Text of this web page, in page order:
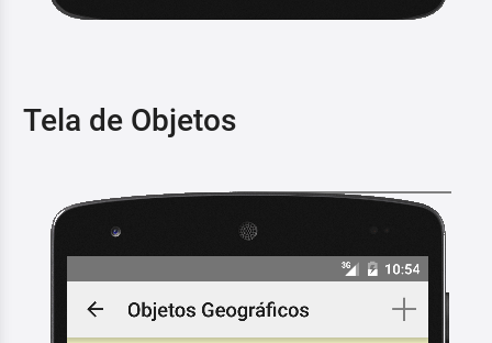
Tela de Objetos